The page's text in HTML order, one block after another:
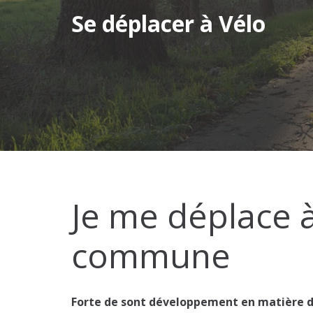
Se déplacer à Vélo
Je me déplace
commune
Forte de sont développement en matière